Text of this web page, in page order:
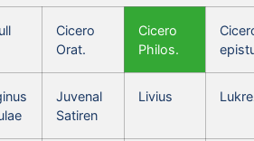
Cicero
Orat.
Cicero
Philos.
Juvenal
Satiren
Livius